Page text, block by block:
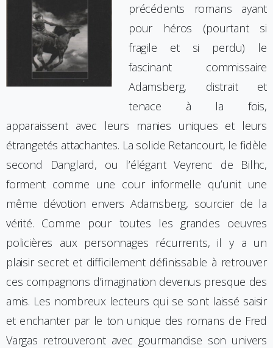
précédents romans ayant
pour héros (pourtant si
fragile et si perdu) le
fascinant commissaire
Adamsberg, distrait et
tenace à la fois,
apparaissent avec leurs manies uniques et leurs
étrangetés attachantes. La solide Retancourt, le fidèle
second Danglard, ou l’élégant Veyrenc de Bilhc,
forment comme une cour informelle qu’unit une
même dévotion envers Adamsberg, sourcier de la
vérité. Comme pour toutes les grandes oeuvres
policières aux personnages récurrents, il y a un
plaisir secret et difficilement définissable à retrouver
ces compagnons d’imagination devenus presque des
amis. Les nombreux lecteurs qui se sont laissé saisir
et enchanter par le ton unique des romans de Fred
Vargas retrouveront avec gourmandise son univers